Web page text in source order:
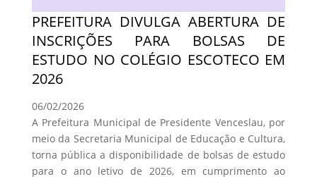
PREFEITURA DIVULGA ABERTURA DE
INSCRIÇÕES PARA BOLSAS DE
ESTUDO NO COLÉGIO ESCOTECO EM
2026
06/02/2026
A Prefeitura Municipal de Presidente Venceslau, por
meio da Secretaria Municipal de Educação e Cultura,
torna pública a disponibilidade de bolsas de estudo
para o ano letivo de 2026, em cumprimento ao